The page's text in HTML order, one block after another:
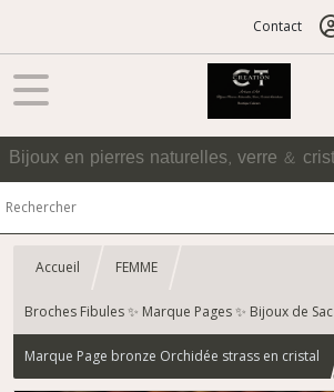
Contact
Accueil FEMME
Broches Fibules ✨ Marque Pages ✨ Bijoux de Sac
Marque Page bronze Orchidée strass en cristal